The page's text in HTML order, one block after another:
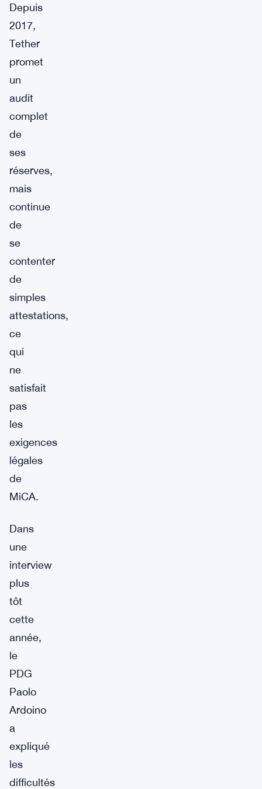
Depuis
2017,
Tether
promet
un
audit
complet
de
ses
réserves,
mais
continue
de
se
contenter
de
simples
attestations,
ce
qui
ne
satisfait
pas
les
exigences
légales
de
MiCA.
Dans
une
interview
plus
tôt
cette
année,
le
PDG
Paolo
Ardoino
a
expliqué
les
difficultés